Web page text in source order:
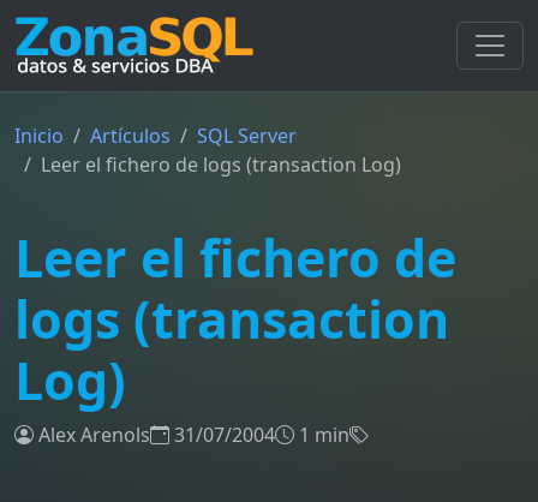
Inicio Artículos
SQL Server
Leer el fichero de logs (transaction Log)
Leer el fichero de
logs (transaction
Log)
Alex Arenols 31/07/2004 1 min